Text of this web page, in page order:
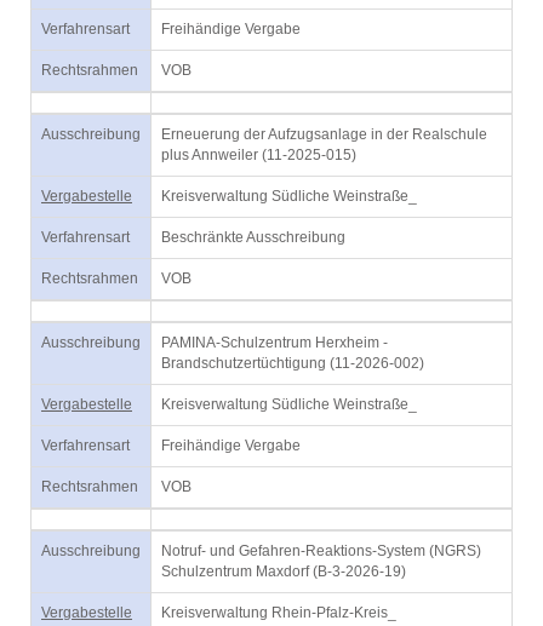
Verfahrensart Freihändige Vergabe
Rechtsrahmen VOB
Ausschreibung
Erneuerung der Aufzugsanlage in der Realschule
plus Annweiler (11-2025-015)
Vergabestelle Kreisverwaltung Südliche Weinstraße_
Verfahrensart Beschränkte Ausschreibung
Rechtsrahmen VOB
Ausschreibung
PAMINA-Schulzentrum Herxheim -
Brandschutzertüchtigung (11-2026-002)
Vergabestelle Kreisverwaltung Südliche Weinstraße_
Verfahrensart Freihändige Vergabe
Rechtsrahmen VOB
Ausschreibung
Notruf- und Gefahren-Reaktions-System (NGRS)
Schulzentrum Maxdorf (B-3-2026-19)
Vergabestelle Kreisverwaltung Rhein-Pfalz-Kreis_